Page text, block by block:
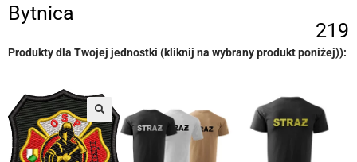
Bytnica
219
Produkty dla Twojej jednostki (kliknij na wybrany produkt poniżej)):